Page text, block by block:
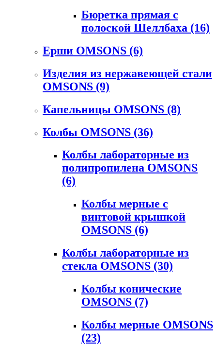
Бюретка прямая с
полоской Шеллбаха (16)
Ерши OMSONS (6)
Изделия из нержавеющей стали
OMSONS (9)
Капельницы OMSONS (8)
Колбы OMSONS (36)
Колбы лабораторные из
полипропилена OMSONS
(6)
Колбы мерные с
винтовой крышкой
OMSONS (6)
Колбы лабораторные из
стекла OMSONS (30)
Колбы конические
OMSONS (7)
Колбы мерные OMSONS
(23)